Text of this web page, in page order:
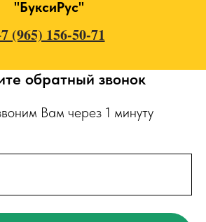
"БуксиРус"
(965) 156-50-71
обратный звонок
Вам через 1 минуту